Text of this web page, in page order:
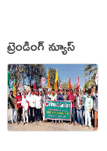
ట్రెండింగ్ న్యూస్